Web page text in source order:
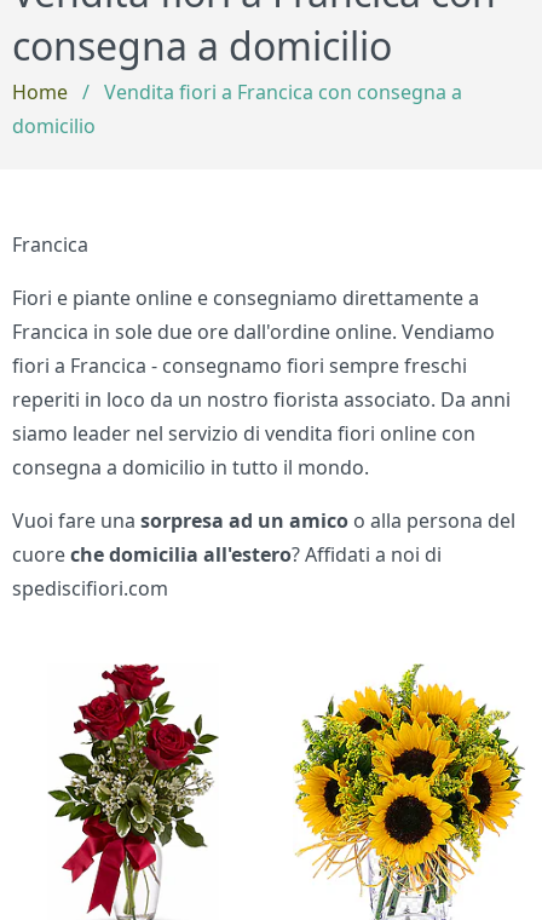
consegna a domicilio
Home / Vendita fiori a Francica con consegna a
domicilio
Francica
Fiori e piante online e consegniamo direttamente a
Francica in sole due ore dall'ordine online. Vendiamo
fiori a Francica - consegnamo fiori sempre freschi
reperiti in loco da un nostro fiorista associato. Da anni
siamo leader nel servizio di vendita fiori online con
consegna a domicilio in tutto il mondo.
Vuoi fare unasorpresa ad un amico o alla persona del
cuoreche domicilia all'estero? Affidati a noi di
spediscifiori.com
Bouquet di fiori